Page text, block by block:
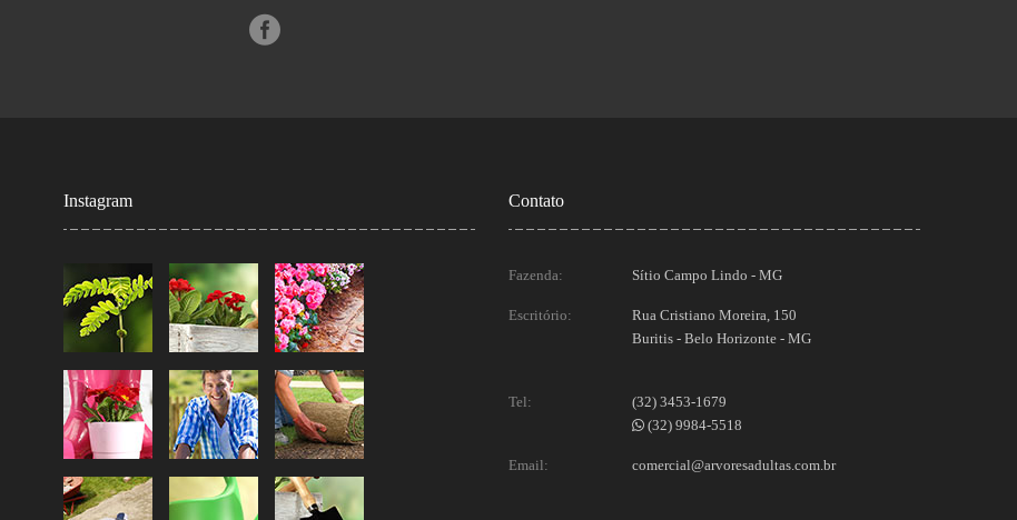
Instagram Contato
Fazenda: Sítio Campo Lindo - MG
Escritório:
Rua Cristiano Moreira, 150
Buritis - Belo Horizonte - MG
Tel:
(32) 3453-1679
(32) 9984-5518
Email: comercial@arvoresadultas.com.br